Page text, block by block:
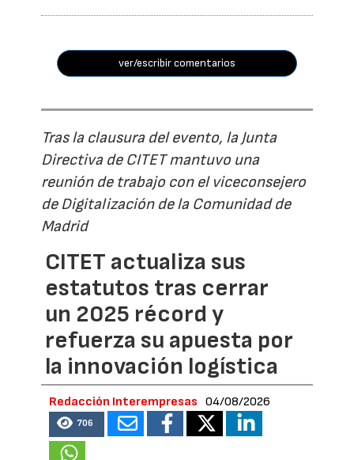
ver/escribir comentarios
Tras la clausura del evento, la Junta
Directiva de CITET mantuvo una
reunión de trabajo con el viceconsejero
de Digitalización de la Comunidad de
Madrid
CITET actualiza sus
estatutos tras cerrar
un 2025 récord y
refuerza su apuesta por
la innovación logística
Redacción Interempresas 04/08/2026
706